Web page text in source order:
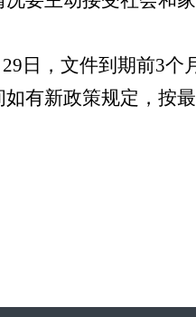
29 日，文件到期前3个
如有新政策规定，按最